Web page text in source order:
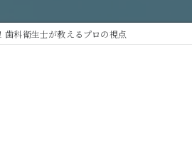
歯科衛生士が教えるプロの視点